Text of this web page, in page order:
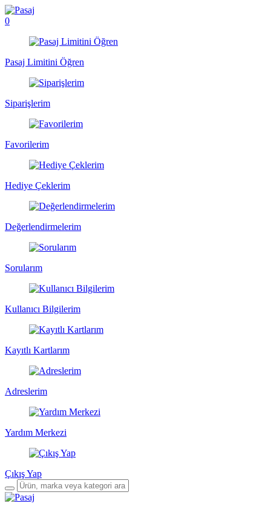
0
Pasaj Limitini Öğren
Siparişlerim
Favorilerim
Hediye Çeklerim
Değerlendirmelerim
Sorularım
Kullanıcı Bilgilerim
Kayıtlı Kartlarım
Adreslerim
Yardım Merkezi
Çıkış Yap